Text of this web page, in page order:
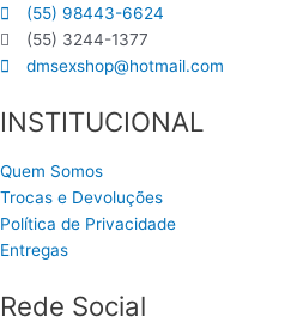
(55) 98443-6624
(55) 3244-1377
dmsexshop@hotmail.com
INSTITUCIONAL
Quem Somos
Trocas e Devoluções
Política de Privacidade
Entregas
Rede Social